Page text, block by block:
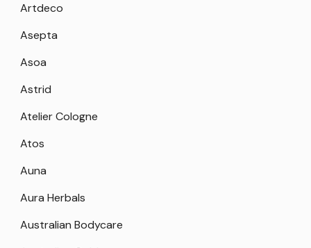
Artdeco
Asepta
Asoa
Astrid
Atelier Cologne
Atos
Auna
Aura Herbals
Australian Bodycare